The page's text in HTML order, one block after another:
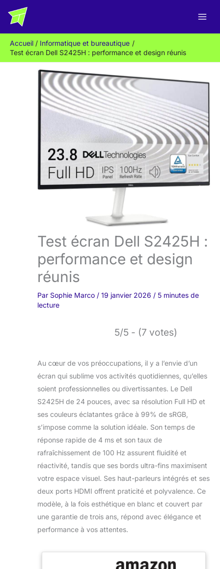
Accueil
Informatique et bureautique
Test écran Dell S2425H : performance et design réunis
Test écran Dell S2425H :
performance et design
réunis
Par Sophie Marco / 19 janvier 2026 / 5 minutes de
lecture
5/5 - (7 votes)
Au cœur de vos préoccupations, il y a l’envie d’un
écran qui sublime vos activités quotidiennes, qu’elles
soient professionnelles ou divertissantes. Le Dell
S2425H de 24 pouces, avec sa résolution Full HD et
ses couleurs éclatantes grâce à 99% de sRGB,
s’impose comme la solution idéale. Son temps de
réponse rapide de 4 ms et son taux de
rafraîchissement de 100 Hz assurent fluidité et
réactivité, tandis que ses bords ultra-fins maximisent
votre espace visuel. Ses haut-parleurs intégrés et ses
deux ports HDMI offrent praticité et polyvalence. Ce
modèle, à la fois esthétique en blanc et couvert par
une garantie de trois ans, répond avec élégance et
performance à vos attentes.
e
c
h
e